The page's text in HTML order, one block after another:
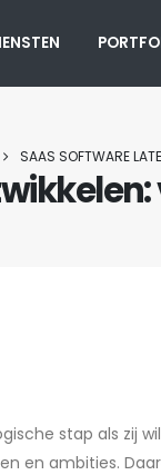
SAAS SOFTWARE
stap als zij
en ambities.